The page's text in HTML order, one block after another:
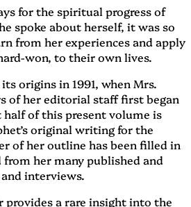
for the spiritual progress of
spoke about herself, it was so
from her experiences and apply
won, to their own lives.
its origins in 1991, when Mrs.
of her editorial staff first began
of this present volume is
original writing for the
of her outline has been filled in
her many published and
interviews.
provides a rare insight into the